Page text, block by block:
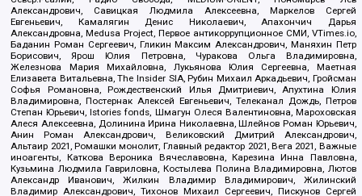
Александрович, Савицкая Людмила Алексеевна, Маркелов Сергей
Евгеньевич, Камалягин Денис Николаевич, Апахончич Дарья
Александровна, Medusa Project, Первое антикоррупционное СМИ, VTimes.io,
Баданин Роман Сергеевич, Гликин Максим Александрович, Маняхин Петр
Борисович, Ярош Юлия Петровна, Чуракова Ольга Владимировна,
Железнова Мария Михайловна, Лукьянова Юлия Сергеевна, Маетная
Елизавета Витальевна, The Insider SIA, Рубин Михаил Аркадьевич, Гройсман
Софья Романовна, Рождественский Илья Дмитриевич, Апухтина Юлия
Владимировна, Постернак Алексей Евгеньевич, Телеканал Дождь, Петров
Степан Юрьевич, Istories fonds, Шмагун Олеся Валентиновна, Мароховская
Алеся Алексеевна, Долинина Ирина Николаевна, Шлейнов Роман Юрьевич,
Анин Роман Александрович, Великовский Дмитрий Александрович,
Альтаир 2021, Ромашки монолит, Главный редактор 2021, Вега 2021, Важные
иноагенты, Каткова Вероника Вячеславовна, Карезина Инна Павловна,
Кузьмина Людмила Гавриловна, Костылева Полина Владимировна, Лютов
Александр Иванович, Жилкин Владимир Владимирович, Жилинский
Владимир Александрович, Тихонов Михаил Сергеевич, Пискунов Сергей